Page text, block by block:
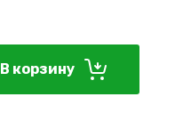
В корзину